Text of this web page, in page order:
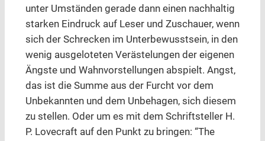
unter Umständen gerade dann einen nachhaltig
starken Eindruck auf Leser und Zuschauer, wenn
sich der Schrecken im Unterbewusstsein, in den
wenig ausgeloteten Verästelungen der eigenen
Ängste und Wahnvorstellungen abspielt. Angst,
das ist die Summe aus der Furcht vor dem
Unbekannten und dem Unbehagen, sich diesem
zu stellen. Oder um es mit dem Schriftsteller H.
P. Lovecraft auf den Punkt zu bringen: “The